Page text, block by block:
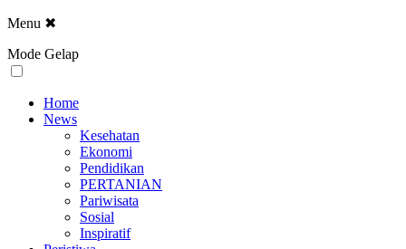
Menu ✖
Mode Gelap
Home
News
Kesehatan
Ekonomi
Pendidikan
PERTANIAN
Pariwisata
Sosial
Inspiratif